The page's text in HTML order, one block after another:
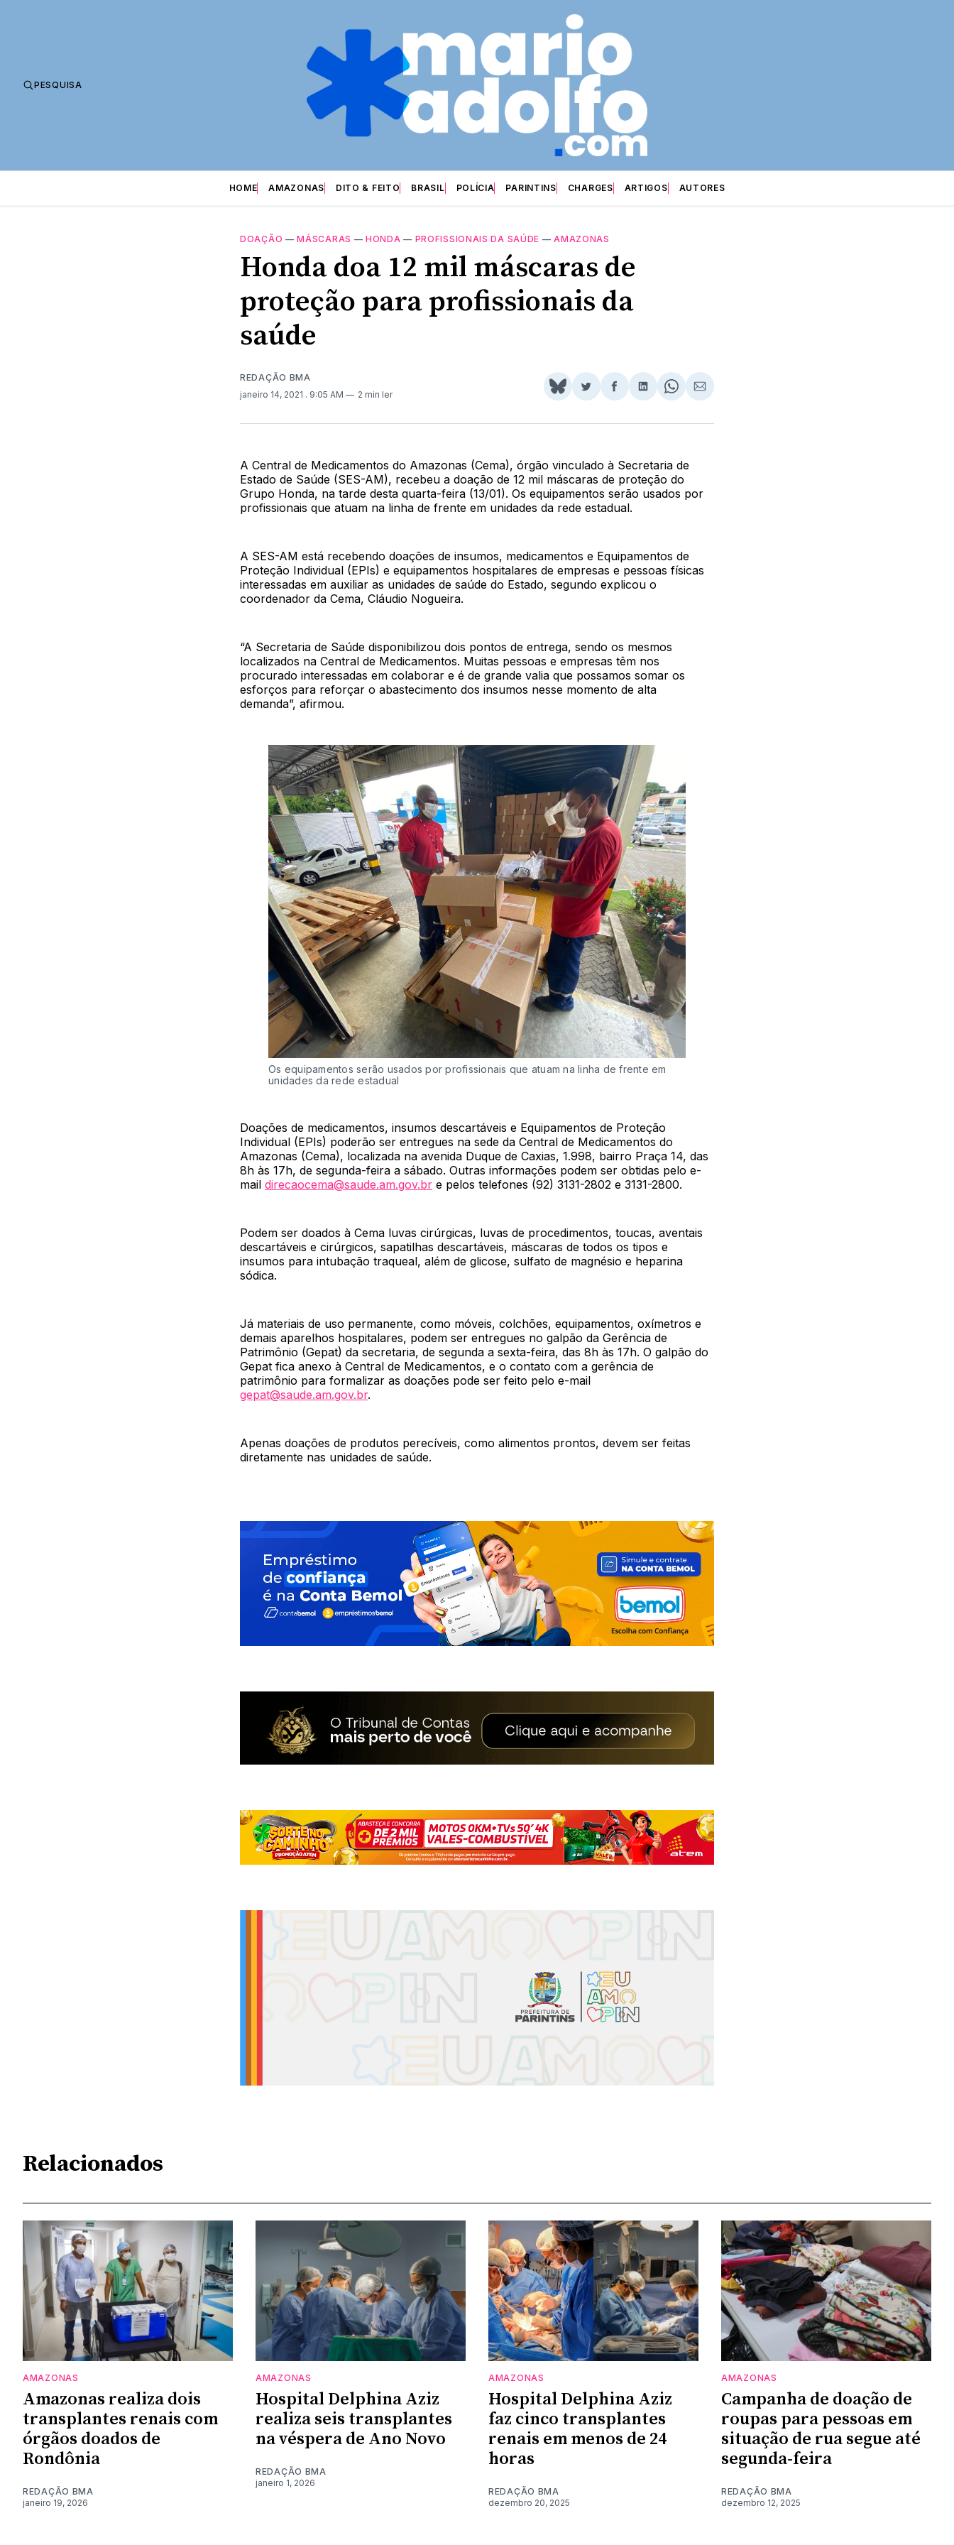
PESQUISA
HOME AMAZONAS DITO & FEITO BRASIL POLÍCIA PARINTINS CHARGES ARTIGOS AUTORES
DOAÇÃO —MÁSCARAS —HONDA — PROFISSIONAIS DA SAÚDE —AMAZONAS
Honda doa 12 mil máscaras de
proteção para profissionais da
saúde
REDAÇÃO BMA
janeiro 14, 2021 . 9:05 AM 2 min ler
Share
BlueSky
Compartilhar
Twitter
Compartilhar
Facebook
Compartilhar
LinkedIn
Share
WhatsApp
Compartilhar
Email
A Central de Medicamentos do Amazonas (Cema), órgão vinculado à Secretaria de
Estado de Saúde (SES-AM), recebeu a doação de 12 mil máscaras de proteção do
Grupo Honda, na tarde desta quarta-feira (13/01). Os equipamentos serão usados por
profissionais que atuam na linha de frente em unidades da rede estadual.
A SES-AM está recebendo doações de insumos, medicamentos e Equipamentos de
Proteção Individual (EPIs) e equipamentos hospitalares de empresas e pessoas físicas
interessadas em auxiliar as unidades de saúde do Estado, segundo explicou o
coordenador da Cema, Cláudio Nogueira.
“A Secretaria de Saúde disponibilizou dois pontos de entrega, sendo os mesmos
localizados na Central de Medicamentos. Muitas pessoas e empresas têm nos
procurado interessadas em colaborar e é de grande valia que possamos somar os
esforços para reforçar o abastecimento dos insumos nesse momento de alta
demanda”, afirmou.
Os equipamentos serão usados por profissionais que atuam na linha de frente em
unidades da rede estadual
Doações de medicamentos, insumos descartáveis e Equipamentos de Proteção
Individual (EPIs) poderão ser entregues na sede da Central de Medicamentos do
Amazonas (Cema), localizada na avenida Duque de Caxias, 1.998, bairro Praça 14, das
8h às 17h, de segunda-feira a sábado. Outras informações podem ser obtidas pelo e-
mail direcaocema@saude.am.gov.br e pelos telefones (92) 3131-2802 e 3131-2800.
Podem ser doados à Cema luvas cirúrgicas, luvas de procedimentos, toucas, aventais
descartáveis e cirúrgicos, sapatilhas descartáveis, máscaras de todos os tipos e
insumos para intubação traqueal, além de glicose, sulfato de magnésio e heparina
sódica.
Já materiais de uso permanente, como móveis, colchões, equipamentos, oxímetros e
demais aparelhos hospitalares, podem ser entregues no galpão da Gerência de
Patrimônio (Gepat) da secretaria, de segunda a sexta-feira, das 8h às 17h. O galpão do
Gepat fica anexo à Central de Medicamentos, e o contato com a gerência de
patrimônio para formalizar as doações pode ser feito pelo e-mail
gepat@saude.am.gov.br.
Apenas doações de produtos perecíveis, como alimentos prontos, devem ser feitas
diretamente nas unidades de saúde.
Relacionados
AMAZONAS
Amazonas realiza dois
transplantes renais com
órgãos doados de
Rondônia
REDAÇÃO BMA
janeiro 19, 2026
AMAZONAS
Hospital Delphina Aziz
realiza seis transplantes
na véspera de Ano Novo
REDAÇÃO BMA
janeiro 1, 2026
AMAZONAS
Hospital Delphina Aziz
faz cinco transplantes
renais em menos de 24
horas
REDAÇÃO BMA
dezembro 20, 2025
AMAZONAS
Campanha de doação de
roupas para pessoas em
situação de rua segue até
segunda-feira
REDAÇÃO BMA
dezembro 12, 2025